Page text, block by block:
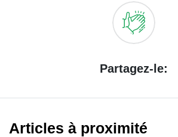
Partagez-le:
Articles à proximité